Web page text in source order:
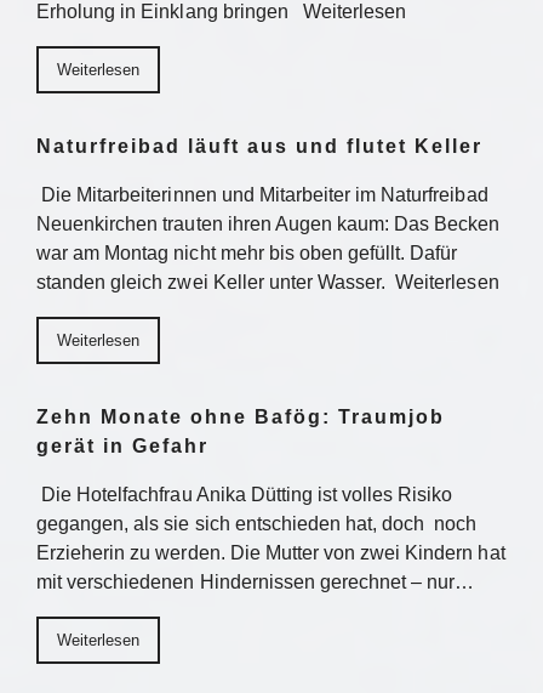
Erholung in Einklang bringen Weiterlesen
Weiterlesen
Naturfreibad läuft aus und flutet Keller
Die Mitarbeiterinnen und Mitarbeiter im Naturfreibad
Neuenkirchen trauten ihren Augen kaum: Das Becken
war am Montag nicht mehr bis oben gefüllt. Dafür
standen gleich zwei Keller unter Wasser. Weiterlesen
Weiterlesen
Zehn Monate ohne Bafög: Traumjob
gerät in Gefahr
Die Hotelfachfrau Anika Dütting ist volles Risiko
gegangen, als sie sich entschieden hat, doch noch
Erzieherin zu werden. Die Mutter von zwei Kindern hat
mit verschiedenen Hindernissen gerechnet – nur…
Weiterlesen